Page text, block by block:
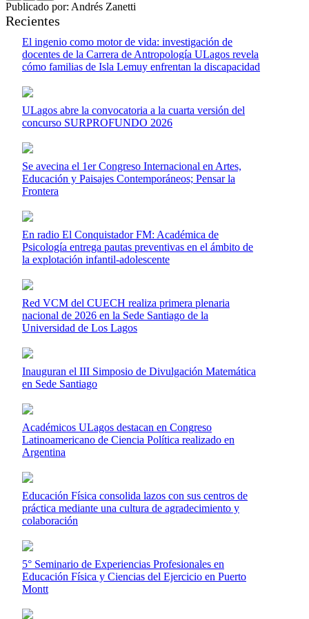
Publicado por: Andrés Zanetti
Recientes
El ingenio como motor de vida: investigación de
docentes de la Carrera de Antropología ULagos revela
cómo familias de Isla Lemuy enfrentan la discapacidad
ULagos abre la convocatoria a la cuarta versión del
concurso SURPROFUNDO 2026
Se avecina el 1er Congreso Internacional en Artes,
Educación y Paisajes Contemporáneos; Pensar la
Frontera
En radio El Conquistador FM: Académica de
Psicología entrega pautas preventivas en el ámbito de
la explotación infantil-adolescente
Red VCM del CUECH realiza primera plenaria
nacional de 2026 en la Sede Santiago de la
Universidad de Los Lagos
Inauguran el III Simposio de Divulgación Matemática
en Sede Santiago
Académicos ULagos destacan en Congreso
Latinoamericano de Ciencia Política realizado en
Argentina
Educación Física consolida lazos con sus centros de
práctica mediante una cultura de agradecimiento y
colaboración
5° Seminario de Experiencias Profesionales en
Educación Física y Ciencias del Ejercicio en Puerto
Montt